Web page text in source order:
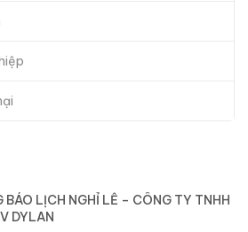
BÁO LỊCH NGHỈ LỄ – CÔNG TY TNHH
DYLAN